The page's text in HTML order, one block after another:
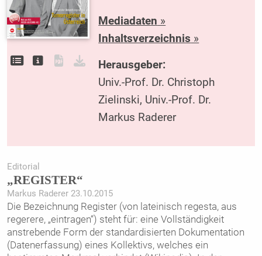
Mediadaten »
Inhaltsverzeichnis »
Herausgeber:
Univ.-Prof. Dr. Christoph
Zielinski, Univ.-Prof. Dr.
Markus Raderer
Editorial
„REGISTER“
Markus Raderer 23.10.2015
Die Bezeichnung Register (von lateinisch regesta, aus
regerere, „eintragen“) steht für: eine Vollständigkeit
anstrebende Form der standardisierten Dokumentation
(Datenerfassung) eines Kollektivs, welches ein